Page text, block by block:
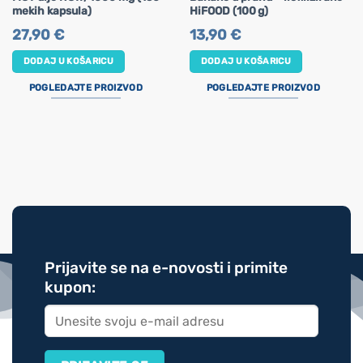
mekih kapsula)
27,90€
DODAJ U KOŠARICU
POGLEDAJTE PROIZVOD
HiFOOD (100 g)
13,90€
DODAJ U KOŠARICU
POGLEDAJTE PROIZVOD
Prijavite se na e-novosti i primite
kupon: